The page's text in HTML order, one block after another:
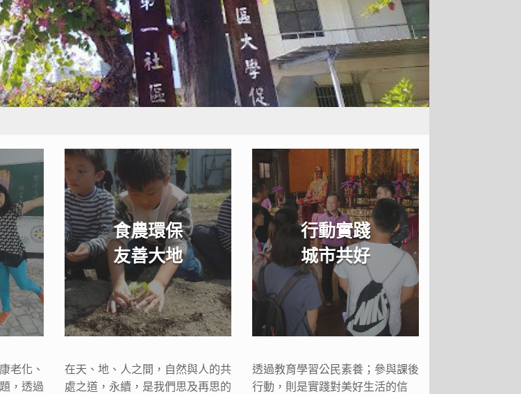
老化、
，透過
食農環保
友善大地
在天、地、人之間，自然與人的共
處之道，永續，是我們思及再思的
行動實踐
城市共好
透過教育學習公民素養；參與課後
行動，則是實踐對美好生活的信